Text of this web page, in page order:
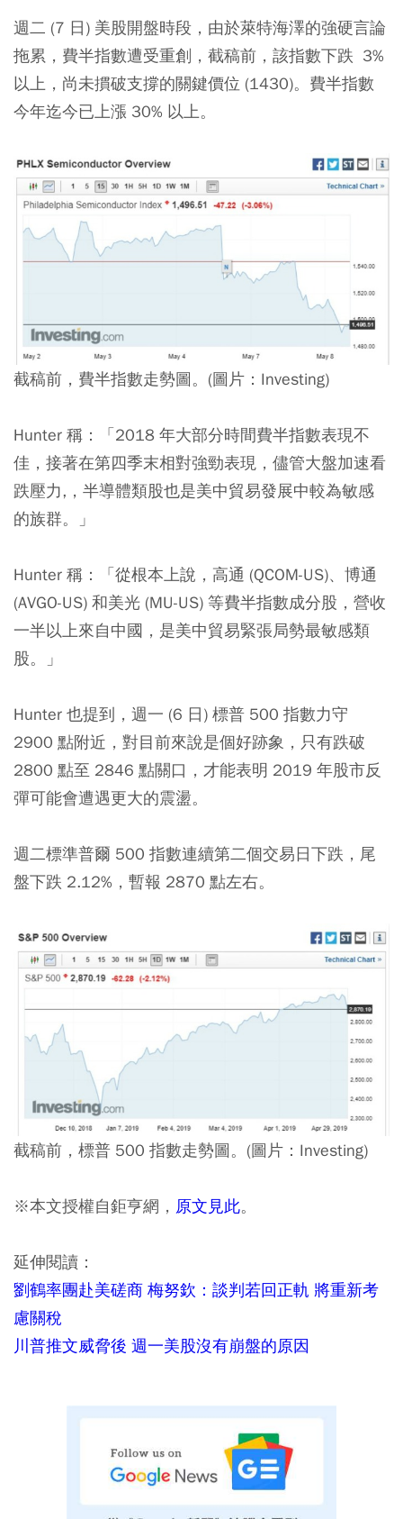
週二 (7 日) 美股開盤時段，由於萊特海澤的強硬言論
拖累，費半指數遭受重創，截稿前，該指數下跌 3%
以上，尚未摜破支撐的關鍵價位 (1430)。費半指數
今年迄今已上漲 30% 以上。
截稿前，費半指數走勢圖。(圖片：Investing)
Hunter 稱：「2018 年大部分時間費半指數表現不
佳，接著在第四季末相對強勁表現，儘管大盤加速看
跌壓力,，半導體類股也是美中貿易發展中較為敏感
的族群。」
Hunter 稱：「從根本上說，高通 (QCOM-US)、博通
(AVGO-US) 和美光 (MU-US) 等費半指數成分股，營收
一半以上來自中國，是美中貿易緊張局勢最敏感類
股。」
Hunter 也提到，週一 (6 日) 標普 500 指數力守
2900 點附近，對目前來說是個好跡象，只有跌破
2800 點至 2846 點關口，才能表明 2019 年股市反
彈可能會遭遇更大的震盪。
週二標準普爾 500 指數連續第二個交易日下跌，尾
盤下跌 2.12%，暫報 2870 點左右。
截稿前，標普 500 指數走勢圖。(圖片：Investing)
※本文授權自鉅亨網， 原文見此。
延伸閱讀：
劉鶴率團赴美磋商 梅努欽：談判若回正軌 將重新考
慮關稅
川普推文威脅後 週一美股沒有崩盤的原因